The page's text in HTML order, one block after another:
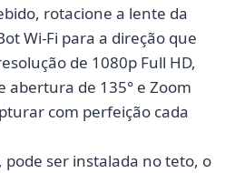
rotacione a lente da
Wi-Fi para a direção que
de 1080p Full HD,
abertura de 135° e Zoom
com perfeição cada
ser instalada no teto, o